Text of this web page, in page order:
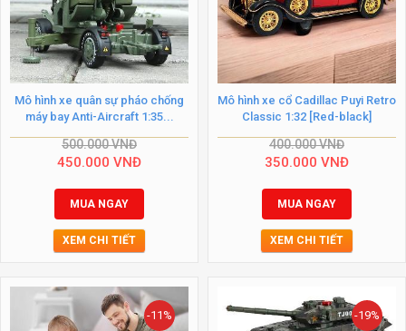
Mô hình xe quân sự pháo chống
máy bay Anti-Aircraft 1:35...
500.000VNĐ
450.000 VNĐ
MUA NGAY
XEM CHI TIẾT
Mô hình xe cổ Cadillac Puyi Retro
Classic 1:32 [Red-black]
400.000VNĐ
350.000 VNĐ
MUA NGAY
XEM CHI TIẾT
-11% -19%